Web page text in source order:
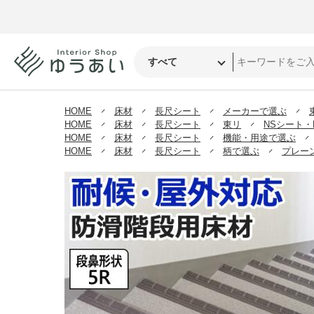
HOME 床材 長尺シート メーカーで選ぶ
HOME
床材 長尺シート 東リ
NSシート
HOME
床材 長尺シート
機能・用途で選ぶ
HOME
床材 長尺シート 柄で選ぶ プレー